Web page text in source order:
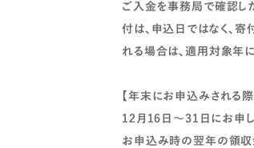
ご入金を事務局で確認し
付は、申込日ではなく、
れる場合は、適用対象年
【年末にお申込みされる際
12月16日～31日にお申
お申込み時の翌年の領収